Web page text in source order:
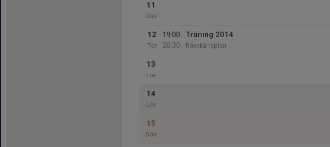
11
Ons
12
Tor
19:00
20:30
Träning 2014
Rävekärrsplan
13
Fre
14
Lör
15
Sön